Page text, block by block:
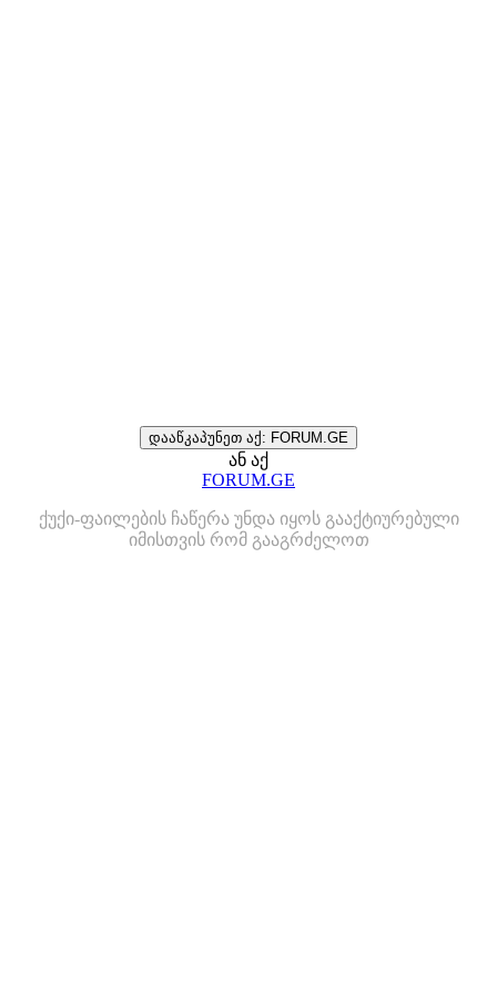
დააწკაპუნეთ აქ: FORUM.GE
ან აქ
FORUM.GE
ქუქი-ფაილების ჩაწერა უნდა იყოს გააქტიურებული
იმისთვის რომ გააგრძელოთ